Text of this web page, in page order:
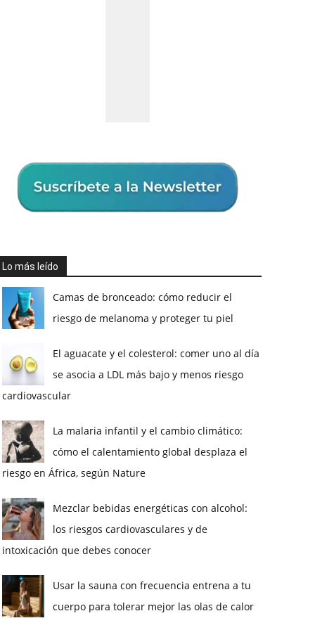
Lo más leído
Camas de bronceado: cómo reducir el
riesgo de melanoma y proteger tu piel
El aguacate y el colesterol: comer uno al día
se asocia a LDL más bajo y menos riesgo
cardiovascular
La malaria infantil y el cambio climático:
cómo el calentamiento global desplaza el
riesgo en África, según Nature
Mezclar bebidas energéticas con alcohol:
los riesgos cardiovasculares y de
intoxicación que debes conocer
Usar la sauna con frecuencia entrena a tu
cuerpo para tolerar mejor las olas de calor